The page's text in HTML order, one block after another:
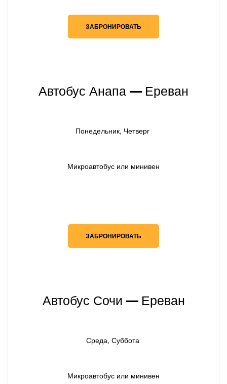
ЗАБРОНИРОВАТЬ
Автобус Анапа — Ереван
Понедельник, Четверг
Микроавтобус или минивен
ЗАБРОНИРОВАТЬ
Автобус Сочи — Ереван
Среда, Суббота
Микроавтобус или минивен